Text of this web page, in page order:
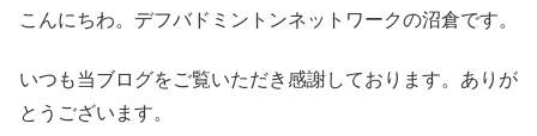
こんにちわ。デフバドミントンネットワークの沼倉です。
いつも当ブログをご覧いただき感謝しております。ありが
とうございます。